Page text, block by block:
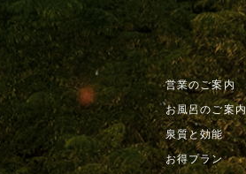
営業のご案内
お風呂のご案内
泉質と効能
お得プラン